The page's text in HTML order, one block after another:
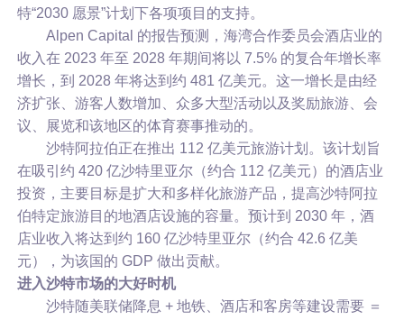
特“2030 愿景”计划下各项项目的支持。
Alpen Capital 的报告预测，海湾合作委员会酒店业的
收入在 2023 年至 2028 年期间将以 7.5% 的复合年增长率
增长，到 2028 年将达到约 481 亿美元。这一增长是由经
济扩张、游客人数增加、众多大型活动以及奖励旅游、会
议、展览和该地区的体育赛事推动的。
沙特阿拉伯正在推出 112 亿美元旅游计划。该计划旨
在吸引约 420 亿沙特里亚尔（约合 112 亿美元）的酒店业
投资，主要目标是扩大和多样化旅游产品，提高沙特阿拉
伯特定旅游目的地酒店设施的容量。预计到 2030 年，酒
店业收入将达到约 160 亿沙特里亚尔（约合 42.6 亿美
元），为该国的 GDP 做出贡献。
进入沙特市场的大好时机
沙特随美联储降息 + 地铁、酒店和客房等建设需要 ＝